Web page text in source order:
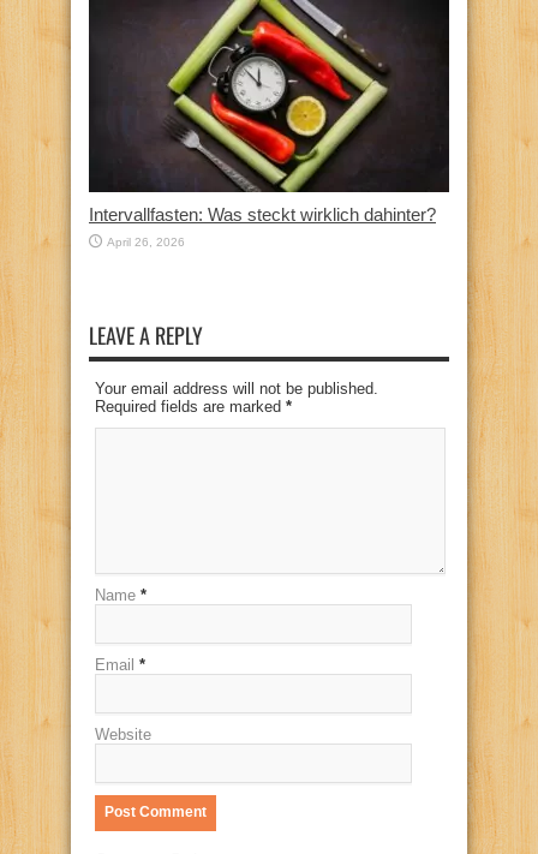
Intervallfasten: Was steckt wirklich dahinter?
April 26, 2026
LEAVE A REPLY
Your email address will not be published.
Required fields are marked *
Name *
Email *
Website